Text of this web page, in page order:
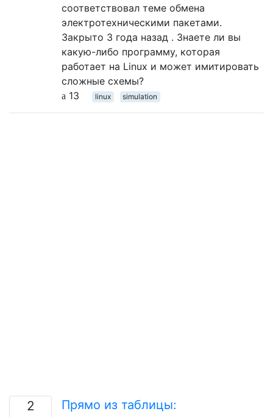
соответствовал теме обмена
электротехническими пакетами.
Закрыто 3 года назад . Знаете ли вы
какую-либо программу, которая
работает на Linux и может имитировать
сложные схемы?
13
linux simulation
2
Прямо из таблицы: